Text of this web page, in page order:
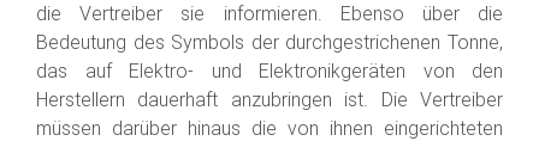
die Vertreiber sie informieren. Ebenso über die
Bedeutung des Symbols der durchgestrichenen Tonne,
das auf Elektro- und Elektronikgeräten von den
Herstellern dauerhaft anzubringen ist. Die Vertreiber
müssen darüber hinaus die von ihnen eingerichteten